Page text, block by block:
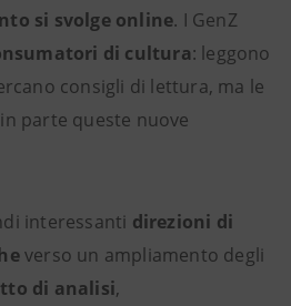
si svolge online. I GenZ
di cultura: leggono
consigli di lettura, ma le
parte queste nuove
interessanti direzioni di
verso un ampliamento degli
di analisi,